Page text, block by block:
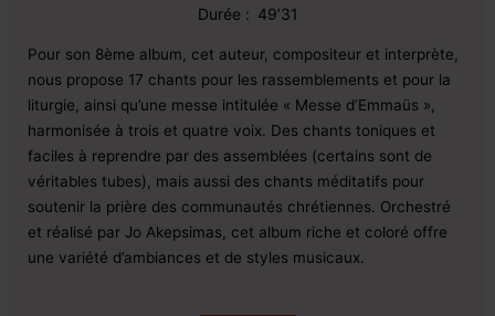
Durée : 49’31
Pour son 8ème album, cet auteur, compositeur et interprète,
nous propose 17 chants pour les rassemblements et pour la
liturgie, ainsi qu’une messe intitulée « Messe d’Emmaüs »,
harmonisée à trois et quatre voix. Des chants toniques et
faciles à reprendre par des assemblées (certains sont de
véritables tubes), mais aussi des chants méditatifs pour
soutenir la prière des communautés chrétiennes. Orchestré
et réalisé par Jo Akepsimas, cet album riche et coloré offre
une variété d’ambiances et de styles musicaux.